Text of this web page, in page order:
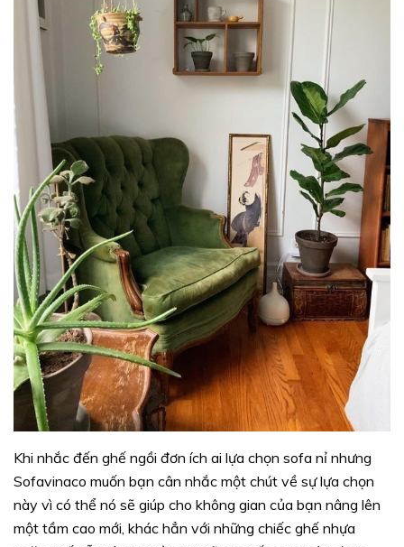
Khi nhắc đến ghế ngồi đơn ích ai lựa chọn sofa nỉ nhưng
Sofavinaco muốn bạn cân nhắc một chút về sự lựa chọn
này vì có thể nó sẽ giúp cho không gian của bạn nâng lên
một tầm cao mới, khác hẳn với những chiếc ghế nhựa